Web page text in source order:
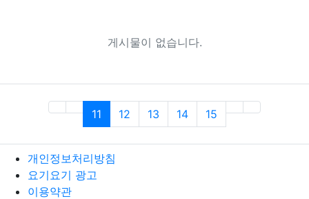
게시물이 없습니다.
11 (current)
12 13 14 15
개인정보처리방침
요기요기 광고
이용약관